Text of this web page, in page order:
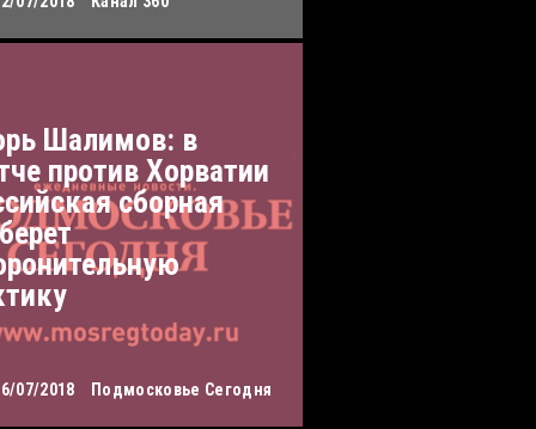
07/2018 Подмосковье Сегодня
Шалимов: в
против Хорватии
сборная